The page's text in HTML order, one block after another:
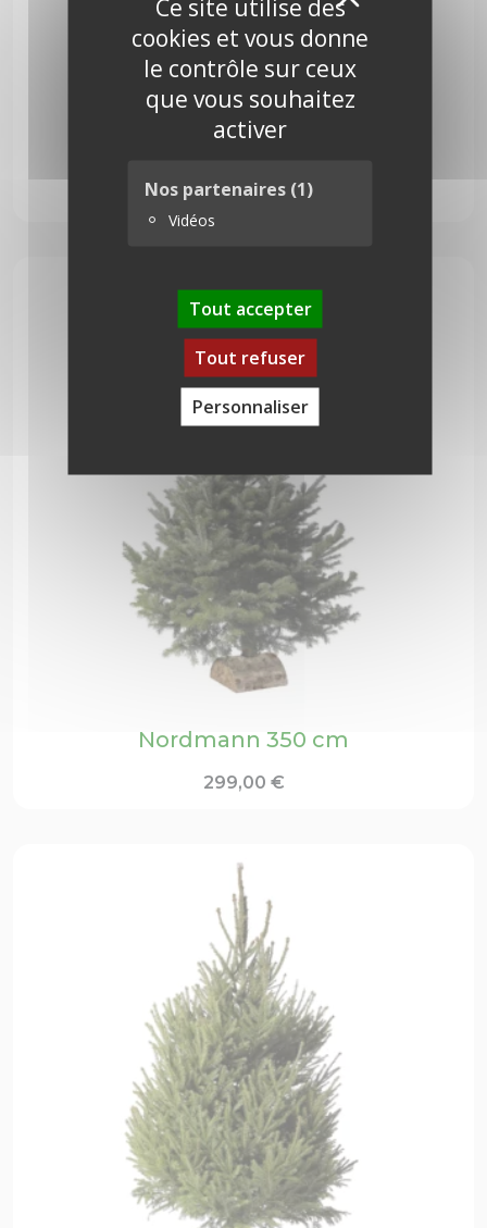
Ce site utilise des
cookies et vous donne
le contrôle sur ceux
que vous souhaitez
activer
Nos partenaires (1)
Vidéos
Tout accepter
Tout refuser
Personnaliser
205,00€
Nordmann 350 cm
299,00 €